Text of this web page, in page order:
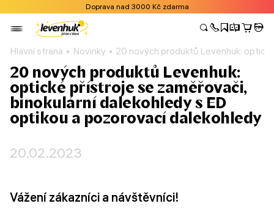
Doprava nad 3000 Kč zdarma
Hlavní strana Novinky 20 nových produktů Levenhuk:
20 nových produktů Levenhuk:
optické přístroje se zaměřovači,
binokulární dalekohledy s ED
optikou a pozorovací dalekohledy
20.02.2023
Vážení zákazníci a návštěvníci!